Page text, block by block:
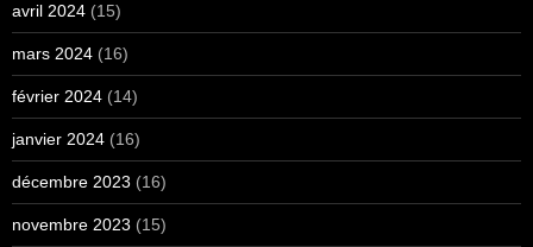
avril 2024 (15)
mars 2024 (16)
février 2024 (14)
janvier 2024 (16)
décembre 2023 (16)
novembre 2023 (15)